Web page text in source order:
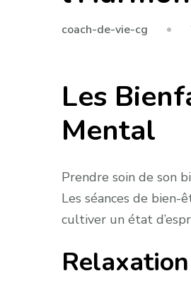
coach-de-vie-cg
Les
Mental
Prendre soin de son
Les séances de
cultiver un état